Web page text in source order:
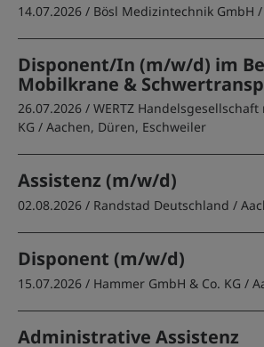
14.07.2026 / Bösl Medizintechnik GmbH /
Disponent/In (m/w/d) im
Mobilkrane &
26.07.2026 / WERTZ Handelsgesellschaft
KG / Aachen, Düren, Eschweiler
Assistenz (m/w/d)
02.08.2026 / Randstad Deutschland /
Disponent (m/w/d)
15.07.2026 / Hammer GmbH & Co. KG /
Administrative Assistenz